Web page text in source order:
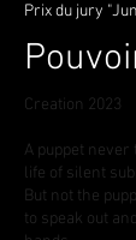
Prix du jury
Creation 2023
A puppet
life of silent
But not the
to speak out